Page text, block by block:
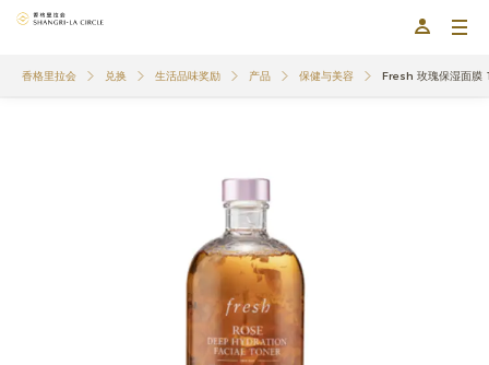
香格里拉会 兑换 生活品味奖励 产品 保健与美容 Fresh 玫瑰保湿面膜